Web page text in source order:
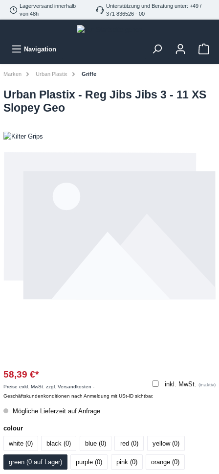
Lagerversand innerhalb
von 48h
Unterstützung und Beratung unter: +49 /
371 836526 - 00
Navigation
Marken Urban Plastix Griffe
Urban Plastix - Reg Jibs Jibs 3 - 11 XS
Slopey Geo
58,39 €*
inkl. MwSt. (inaktiv)
Preise exkl. MwSt. zzgl. Versandkosten -
Geschäftskundenkonditionen nach Anmeldung mit USt-ID sichtbar.
Mögliche Lieferzeit auf Anfrage
colour
white (0) black (0) blue (0) red (0) yellow (0)
green (0 auf Lager) purple (0) pink (0) orange (0)